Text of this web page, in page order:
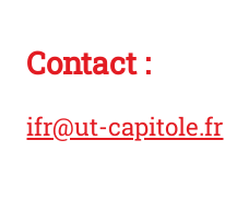
Contact :
ifr@ut-capitole.fr